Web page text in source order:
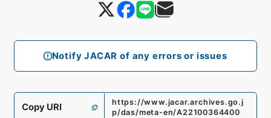
Notify JACAR of any errors or issues
Copy URI
https://www.jacar.archives.go.j
p/das/meta-en/A22100364400